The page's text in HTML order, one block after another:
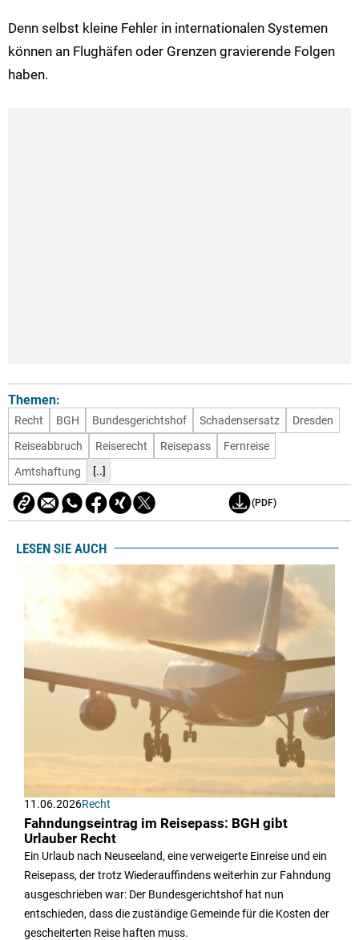
Denn selbst kleine Fehler in internationalen Systemen
können an Flughäfen oder Grenzen gravierende Folgen
haben.
Themen:
Recht BGH Bundesgerichtshof Schadensersatz
Dresden
Reiseabbruch
Reiserecht Reisepass
Fernreise
Amtshaftung
[..]
(PDF)
LESEN SIE AUCH
11.06.2026Recht
Fahndungseintrag im Reisepass: BGH gibt
Urlauber Recht
Ein Urlaub nach Neuseeland, eine verweigerte Einreise und ein
Reisepass, der trotz Wiederauffindens weiterhin zur Fahndung
ausgeschrieben war: Der Bundesgerichtshof hat nun
entschieden, dass die zuständige Gemeinde für die Kosten der
gescheiterten Reise haften muss.